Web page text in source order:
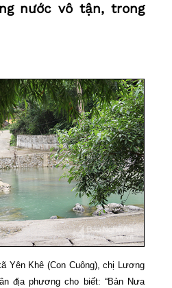
nước vô tận, trong
Yên Khê (Con Cuông), chị Lương
địa phương cho biết: “Bản Nưa